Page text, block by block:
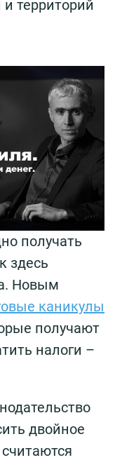
территорий
получать
здесь
Новым
каникулы
получают
налоги –
двойное